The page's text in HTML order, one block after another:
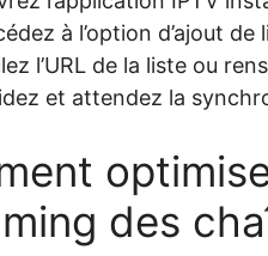
à l’option d’ajout
l’URL de la liste ou
et attendez la
des